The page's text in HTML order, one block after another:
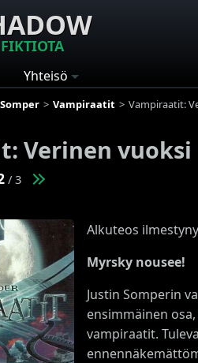
Yhteisö
Vampiraatit Vampiraatit:
Verinen vuoksi
/ 3
Alkuteos
Myrsky nousee!
Justin Somperin
ensimmäinen
vampiraatit.